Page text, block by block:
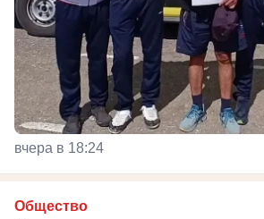
вчера в 18:24
Общество